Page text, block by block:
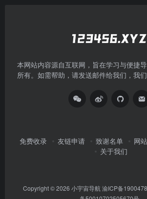
本网站内容源自互联网，旨在学习与便捷
所有。如需帮助，请发送邮件给我们，我们
免费收录 友链申请 致谢名单 网
关于我们
Copyright © 2026 小宇宙导航 渝ICP备